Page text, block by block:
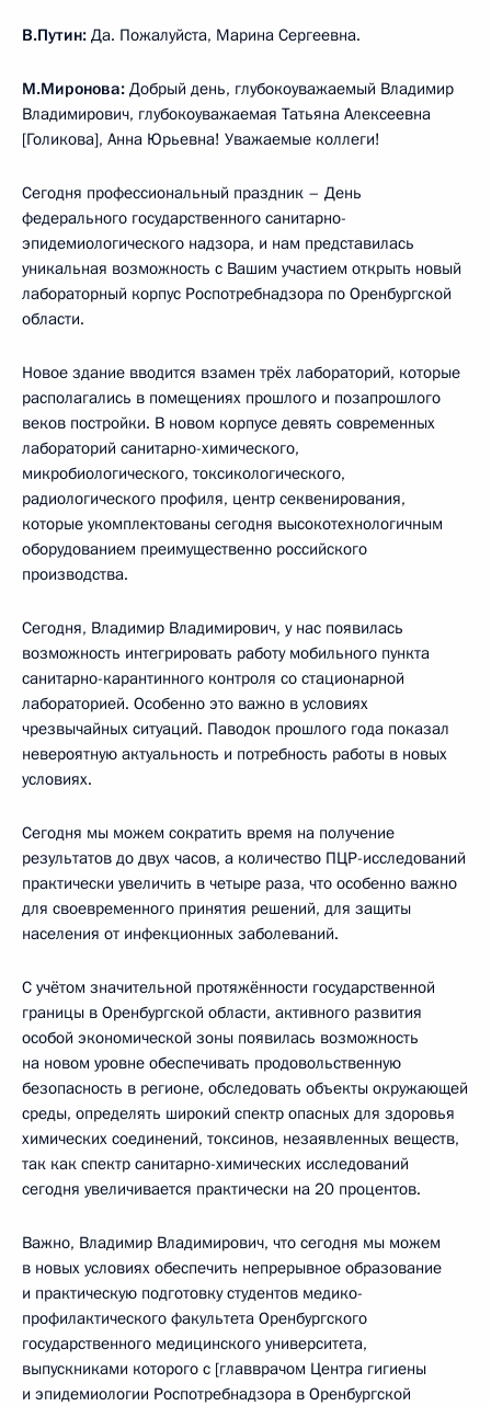
В.Путин: Да. Пожалуйста, Марина Сергеевна.
М.Миронова: Добрый день, глубокоуважаемый Владимир
Владимирович, глубокоуважаемая Татьяна Алексеевна
[Голикова], Анна Юрьевна! Уважаемые коллеги!
Сегодня профессиональный праздник – День
федерального государственного санитарно-
эпидемиологического надзора, и нам представилась
уникальная возможность с Вашим участием открыть новый
лабораторный корпус Роспотребнадзора по Оренбургской
области.
Новое здание вводится взамен трёх лабораторий, которые
располагались в помещениях прошлого и позапрошлого
веков постройки. В новом корпусе девять современных
лабораторий санитарно-химического,
микробиологического, токсикологического,
радиологического профиля, центр секвенирования,
которые укомплектованы сегодня высокотехнологичным
оборудованием преимущественно российского
производства.
Сегодня, Владимир Владимирович, у нас появилась
возможность интегрировать работу мобильного пункта
санитарно-карантинного контроля со стационарной
лабораторией. Особенно это важно в условиях
чрезвычайных ситуаций. Паводок прошлого года показал
невероятную актуальность и потребность работы в новых
условиях.
Сегодня мы можем сократить время на получение
результатов до двух часов, а количество ПЦР-исследований
практически увеличить в четыре раза, что особенно важно
для своевременного принятия решений, для защиты
населения от инфекционных заболеваний.
С учётом значительной протяжённости государственной
границы в Оренбургской области, активного развития
особой экономической зоны появилась возможность
на новом уровне обеспечивать продовольственную
безопасность в регионе, обследовать объекты окружающей
среды, определять широкий спектр опасных для здоровья
химических соединений, токсинов, незаявленных веществ,
так как спектр санитарно-химических исследований
сегодня увеличивается практически на 20 процентов.
Важно, Владимир Владимирович, что сегодня мы можем
в новых условиях обеспечить непрерывное образование
и практическую подготовку студентов медико-
профилактического факультета Оренбургского
государственного медицинского университета,
выпускниками которого с [главврачом Центра гигиены
и эпидемиологии Роспотребнадзора в Оренбургской